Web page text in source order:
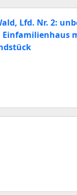
Lfd. Nr. 2:
Einfamilienhaus